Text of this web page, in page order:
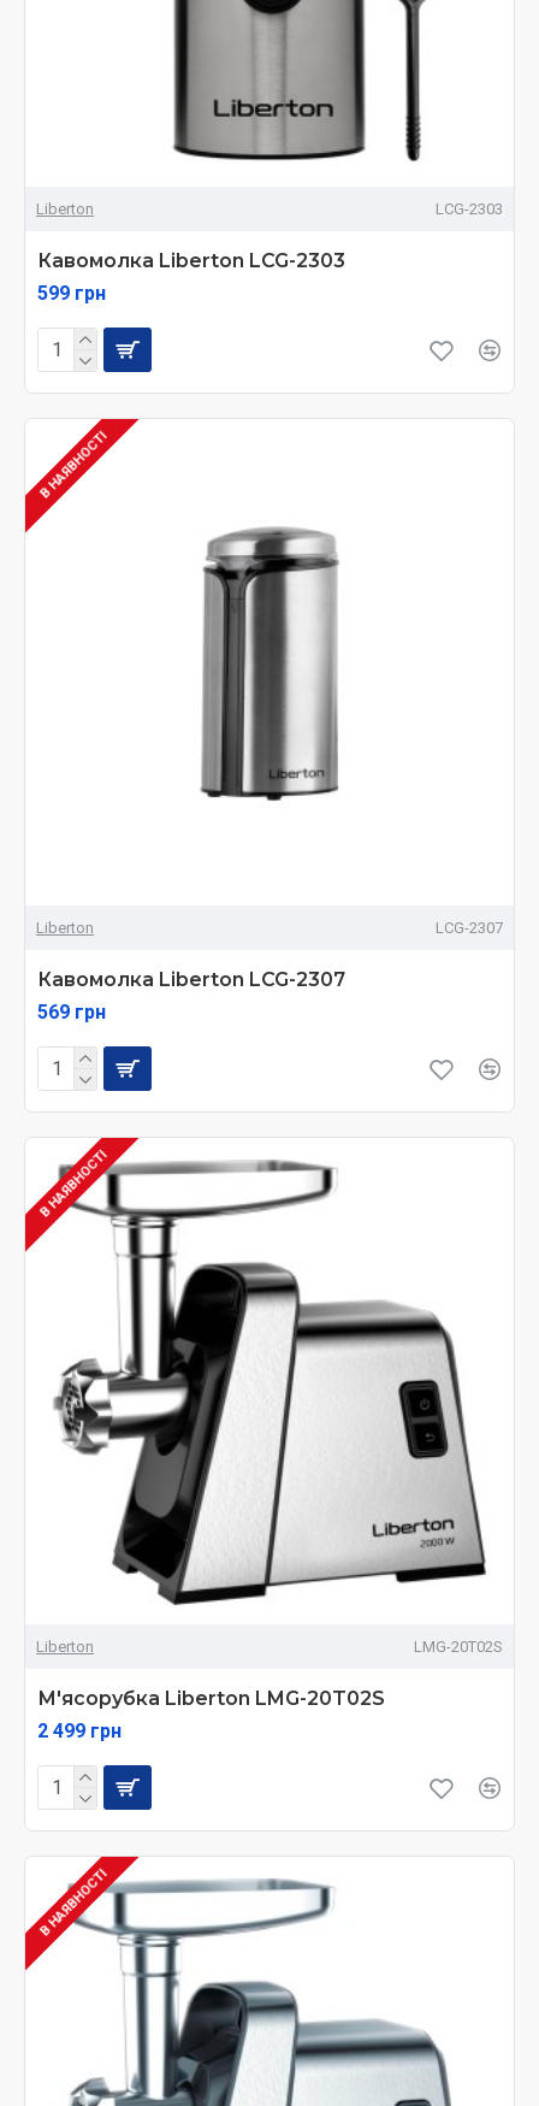
Liberton LCG-2303
Кавомолка Liberton LCG-2303
599 грн
В НАЯВНОСТІ
Liberton LCG-2307
Кавомолка Liberton LCG-2307
569 грн
В НАЯВНОСТІ
Liberton LMG-20T02S
М'ясорубка Liberton LMG-20T02S
2 499 грн
В НАЯВНОСТІ